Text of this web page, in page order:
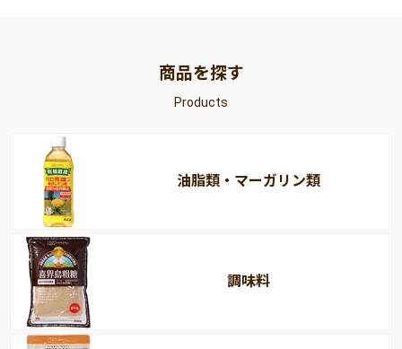
商品を探す
Products
油脂類・マーガリン類
調味料